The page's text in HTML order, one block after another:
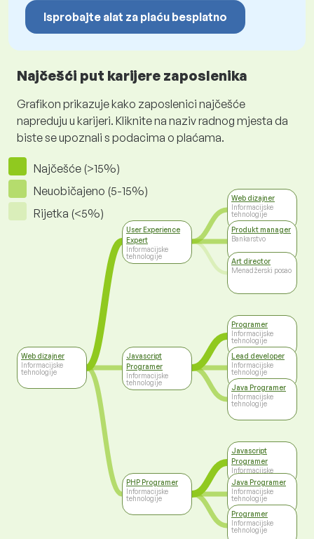
Isprobajte alat za plaću besplatno
Najčešći put karijere zaposlenika
Grafikon prikazuje kako zaposlenici najčešće
napreduju u karijeri. Kliknite na naziv radnog mjesta da
biste se upoznali s podacima o plaćama.
Najčešće (>15%)
Neuobičajeno (5-15%)
Rijetka (<5%)
Web dizajner
Informacijske
tehnologije
User Experience
Expert
Informacijske
tehnologije
Javascript
Programer
Informacijske
tehnologije
PHP Programer
Informacijske
tehnologije
Web dizajner
Informacijske
tehnologije
Produkt manager
Bankarstvo
Art director
Menadžerski posao
Programer
Informacijske
tehnologije
Lead developer
Informacijske
tehnologije
Java Programer
Informacijske
tehnologije
Javascript
Programer
Informacijske
tehnologije
Java Programer
Informacijske
tehnologije
Programer
Informacijske
tehnologije